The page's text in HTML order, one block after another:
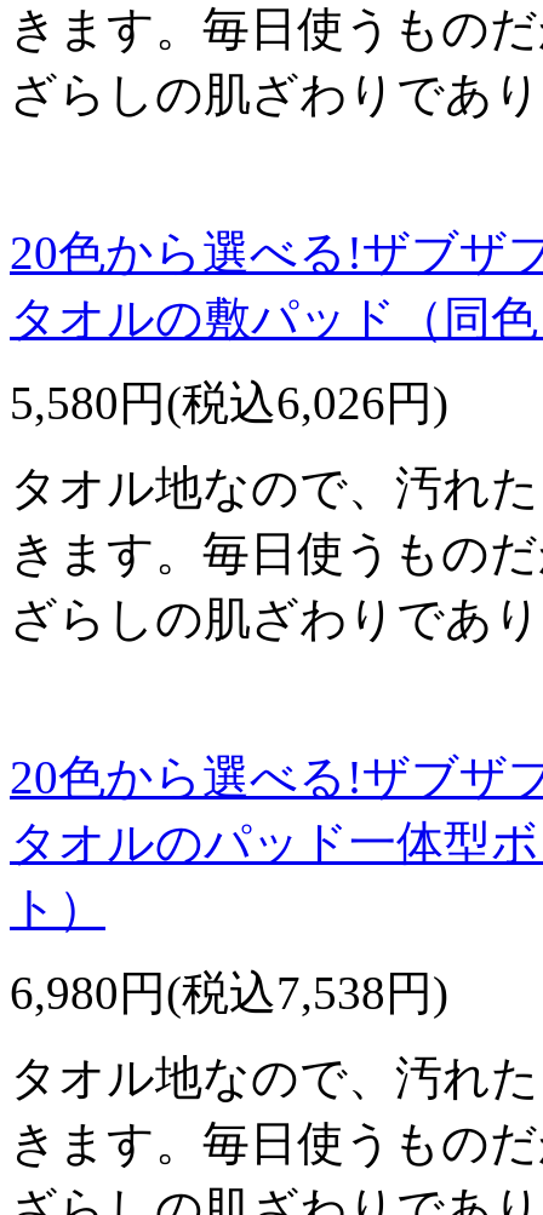
きます。毎日使うもの
ざらしの肌ざわりであ
20色から選べる!ザブザ
タオルの敷パッド（同
5,580円(税込6,026円)
タオル地なので、汚れ
きます。毎日使うもの
ざらしの肌ざわりであ
20色から選べる!ザブザ
タオルのパッド一体型
ト）
6,980円(税込7,538円)
タオル地なので、汚れ
きます。毎日使うもの